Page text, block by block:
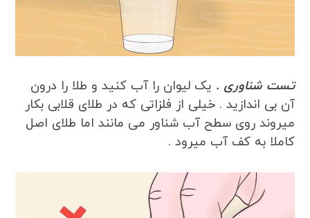
تست شناوری . یک لیوان را آب کنید و طلا را درون
آن بی اندازید . خیلی از فلزاتی که در طلای قلابی بکار
میروند روی سطح آب شناور می مانند اما طلای اصل
کاملا به کف آب میرود .